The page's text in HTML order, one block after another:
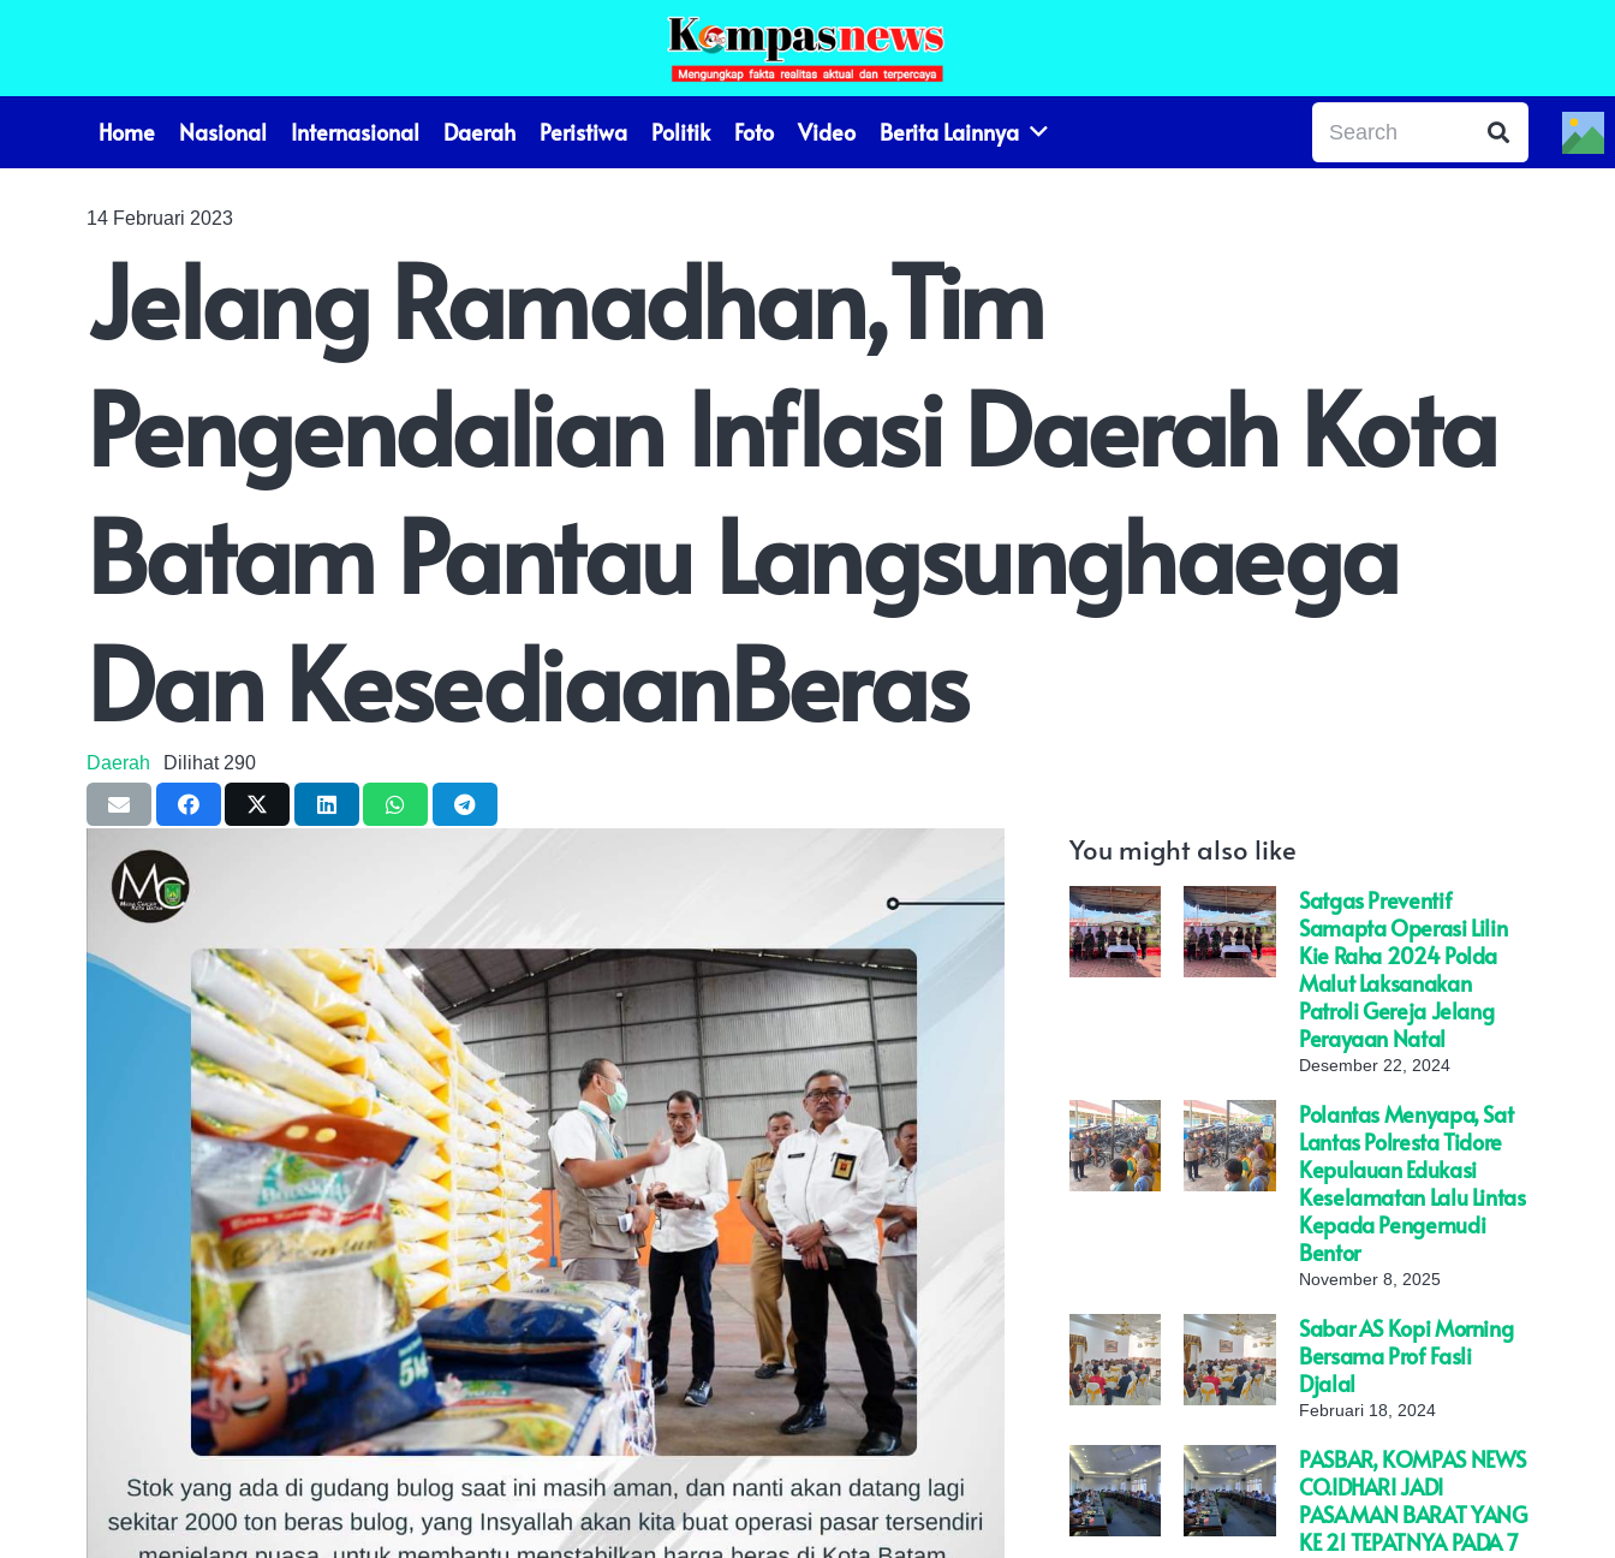
Home Nasional Internasional Daerah Peristiwa Politik Foto Video Berita Lainnya
14 Februari 2023
Jelang Ramadhan,tim
Pengendalian Inflasi Daerah Kota
Batam Pantau Langsunghaega
Dan KesediaanBeras
Daerah Dilihat 290
You might also like
Satgas Preventif
Samapta Operasi Lilin
Kie Raha 2024 Polda
Malut Laksanakan
Patroli Gereja Jelang
Perayaan Natal
Desember 22, 2024
Polantas Menyapa, Sat
Lantas Polresta Tidore
Kepulauan Edukasi
Keselamatan Lalu Lintas
Kepada Pengemudi
Bentor
November 8, 2025
Sabar AS Kopi Morning
Bersama Prof Fasli
Djalal
Februari 18, 2024
PASBAR, KOMPAS NEWS
CO.IDHARI JADI
PASAMAN BARAT YANG
KE 21 TEPATNYA PADA 7